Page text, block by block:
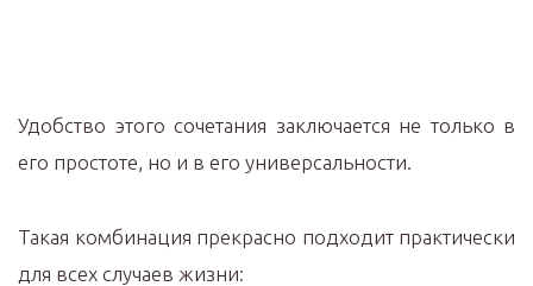
Удобство этого сочетания заключается не только в
его простоте, но и в его универсальности.
Такая комбинация прекрасно подходит практически
для всех случаев жизни: